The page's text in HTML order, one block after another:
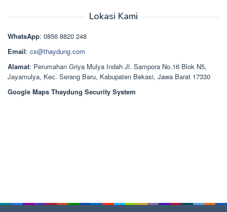
Rp1.378.000.
Lokasi Kami
WhatsApp: 0856 8820 248
Email: cs@thaydung.com
Alamat: Perumahan Griya Mulya Indah Jl. Sampora No.16 Blok N5,
Jayamulya, Kec. Serang Baru, Kabupaten Bekasi, Jawa Barat 17330
Google Maps Thaydung Security System